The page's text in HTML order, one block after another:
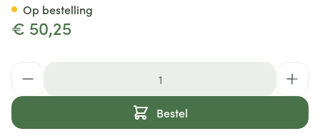
€ 50,25
Bestel
Op bestelling